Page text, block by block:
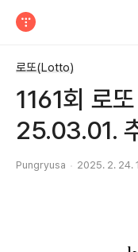
로또(Lotto)
1161회 로
25.03.01.
Pungryusa 2025. 2. 24.